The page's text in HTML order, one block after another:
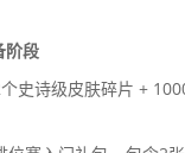
阶段
史诗级皮肤碎片 +